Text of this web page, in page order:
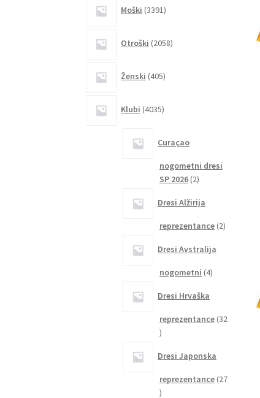
Moški 3391izdelkov
Otroški 2058izdelkov
Ženski 405izdelkov
Klubi 4035izdelkov
Curaçao
nogometni dresi
SP 2026 22
Dresi Alžirija
reprezentance 22
Dresi Avstralija
nogometni 44
Dresi Hrvaška
reprezentance 32
32
Dresi Japonska
reprezentance 27
27